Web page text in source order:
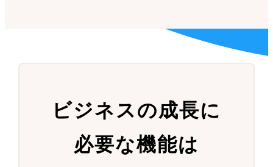
ビジネスの成長に
必要な機能は